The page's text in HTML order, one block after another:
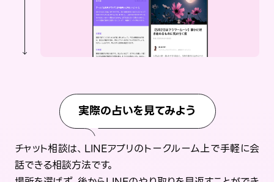
実際の占いを見てみよう
チャット相談は、LINEアプリのトークルーム上で手軽に会
話できる相談方法です。